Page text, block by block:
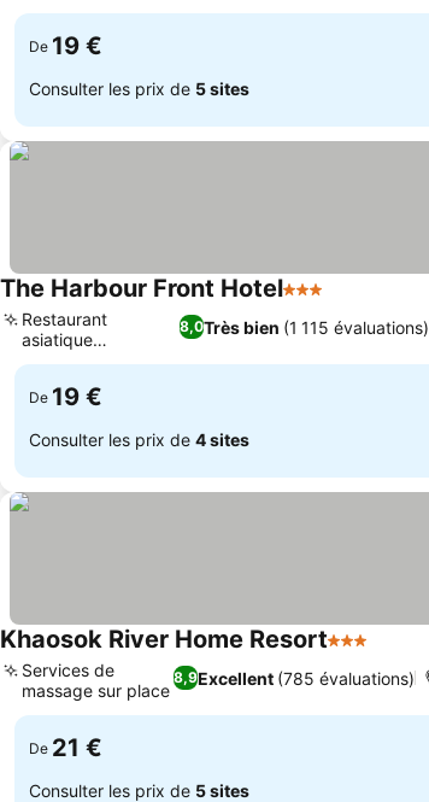
De 19 €
Consulter les prix de 5 sites
The Harbour Front Hotel3 Étoiles
8,0Très bien (1 115 évaluations)
Restaurant
asiatique
authentique
De 19 €
Consulter les prix de 4 sites
Khaosok River Home Resort3 Étoiles
8,9Excellent (785 évaluations)
Services de
massage sur place
De 21 €
Consulter les prix de 5 sites